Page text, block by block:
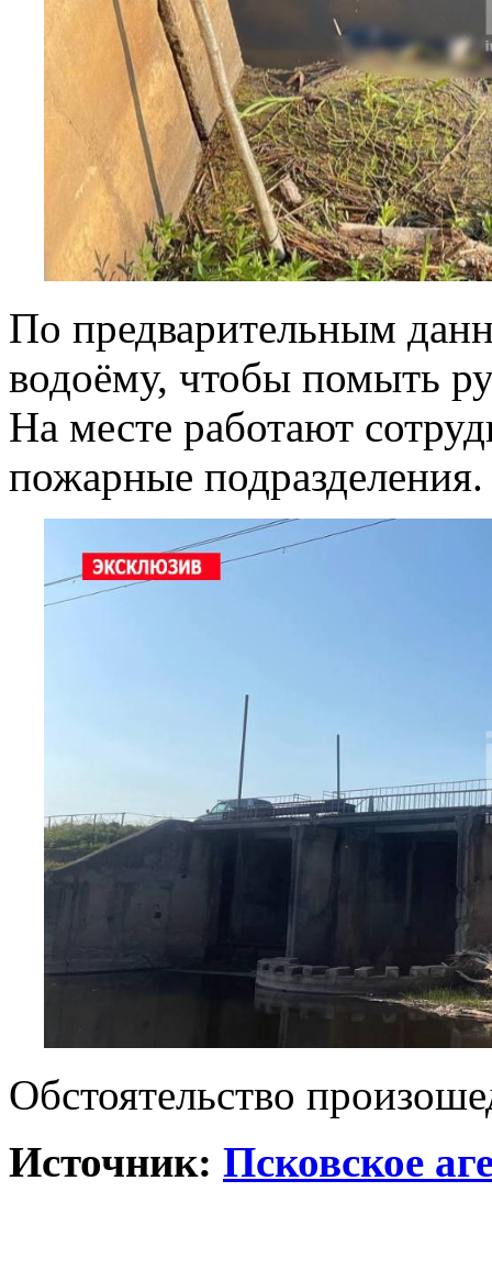
По предварительным
водоёму, чтобы помыть
На месте работают
пожарные подразделения.
Обстоятельство
Источник: Псковское